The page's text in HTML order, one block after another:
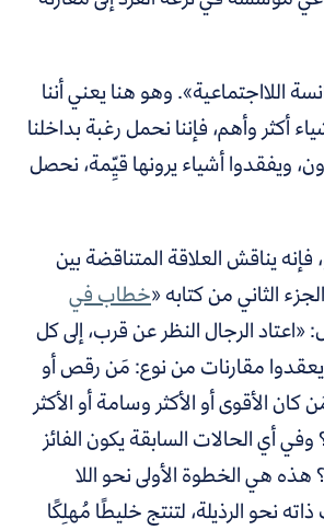
اللااجتماعية». وهو هنا يعني أننا
أكثر وأهم، فإننا نحمل رغبة بداخلنا
ويفقدوا أشياء يرونها قيِّمة، نحصل
يناقش العلاقة المتناقضة بين
الثاني من كتابه «خطاب في
«اعتاد الرجال النظر عن قرب، إلى كل
يعقدوا مقارنات من نوع: مَن رقص أو
الأقوى أو الأكثر وسامة أو الأكثر
وفي أي الحالات السابقة يكون الفائز
هذه هي الخطوة الأولى نحو اللا
نحو الرذيلة، لتنتج خليطًا مُهلِكًا